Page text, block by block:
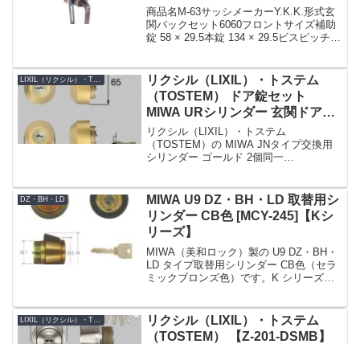
助錠 TESP・本錠 THMSP
商品名M-63サッシメーカーY.K.K.形式玄
関バックセット6060フロントサイズ補助
錠 58 × 29.5本錠 134 × 29.5ビスピッチ
日工...
リクシル（LIXIL）・トステム
（TOSTEM） ドア錠セット
MIWA URシリンダー 玄関ドア用
ゴールド 2個同一 [DGZZ1031]
リクシル（LIXIL）・トステム
（TOSTEM）の MIWA JNタイプ交換用
シリンダー ゴールド 2個同一
色ゴールド(鍵穴上部のロゴマークもゴー
ルド色です...
DZ・BH・LD
MIWA U9 DZ・BH・LD 取替用シ
リンダー CB色 [MCY-245]【Kシ
リーズ】
MIWA（美和ロック）製の U9 DZ・BH・
LD タイプ取替用シリンダー CB色（セラ
ミックブロンズ色）です。K シリーズで
リクシル（LIXIL）・トステム
（TOSTEM） 【Z-201-DSMB】